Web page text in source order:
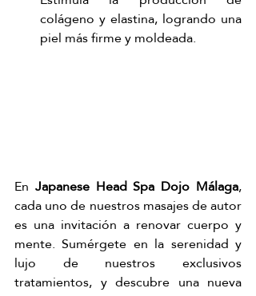
colágeno y elastina, logrando una
piel más firme y moldeada.
En Japanese Head Spa Dojo Málaga,
cada uno de nuestros masajes de autor
es una invitación a renovar cuerpo y
mente. Sumérgete en la serenidad y
lujo de nuestros exclusivos
tratamientos, y descubre una nueva